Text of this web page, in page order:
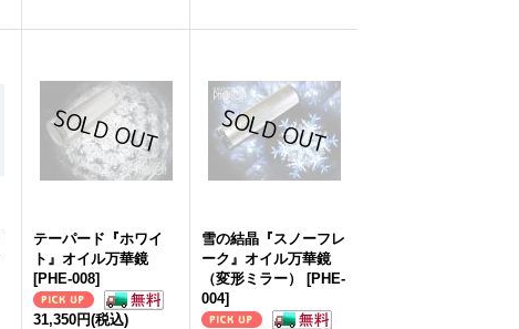
テーパード『ホワイ
ト』オイル万華鏡
[PHE-008]
31,350円(税込)
雪の結晶『スノーフレ
ーク』オイル万華鏡
（変形ミラー）
[PHE-
004]